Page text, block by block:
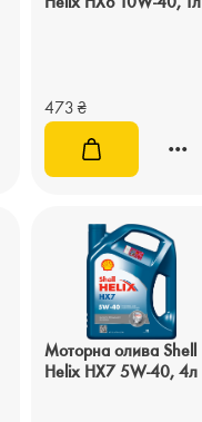
473₴
Моторна олива Shell
Helix HX7 5W-40, 4л